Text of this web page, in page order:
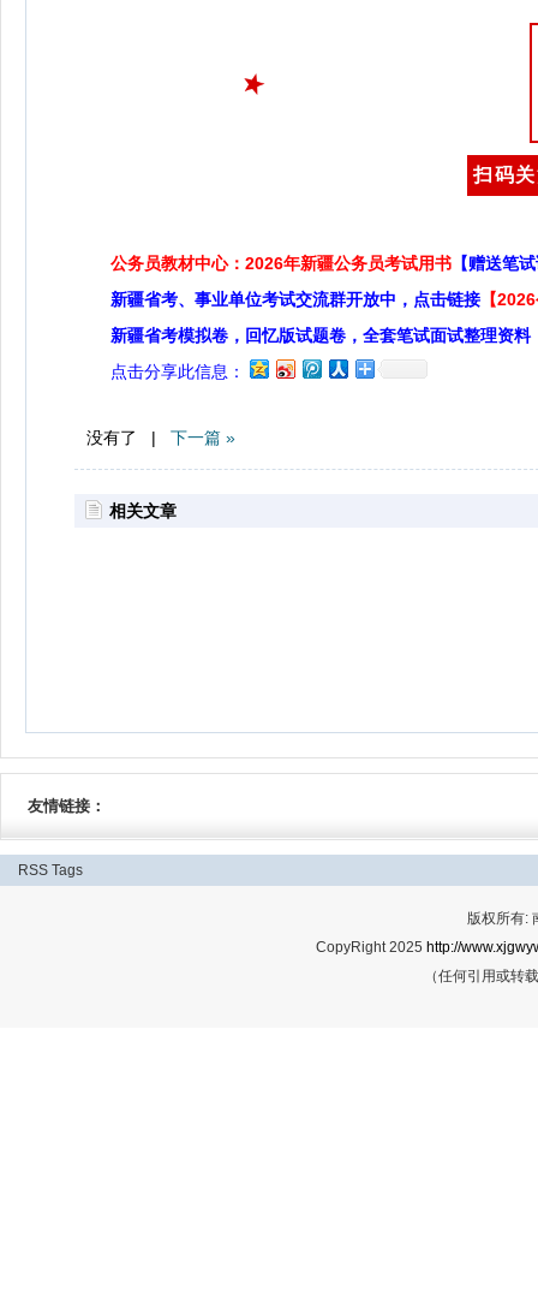
扫码
公务员教材中心：2026年新疆公务员考试用书 【赠送笔
新疆省考、事业单位考试交流群开放中，点击链接 【
新疆省考模拟卷，回忆版试题卷，全套笔试面试整理资料
点击分享此信息：
没有了 | 下一篇 »
相关文章
友情链接：
RSS Tags
版权所有:
CopyRight 2025 http://
（任何引用或转